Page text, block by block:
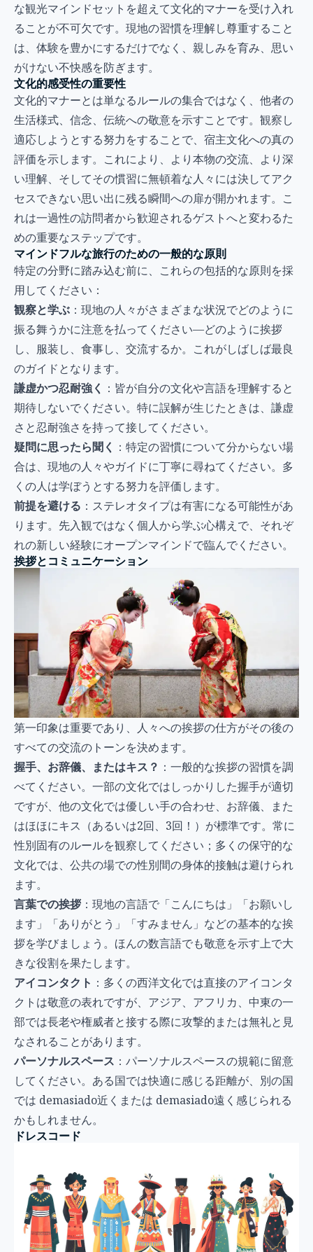
な観光マインドセットを超えて文化的マナーを受け入れ
ることが不可欠です。現地の習慣を理解し尊重すること
は、体験を豊かにするだけでなく、親しみを育み、思い
がけない不快感を防ぎます。
文化的感受性の重要性
文化的マナーとは単なるルールの集合ではなく、他者の
生活様式、信念、伝統への敬意を示すことです。観察し
適応しようとする努力をすることで、宿主文化への真の
評価を示します。これにより、より本物の交流、より深
い理解、そしてその慣習に無頓着な人々には決してアク
セスできない思い出に残る瞬間への扉が開かれます。こ
れは一過性の訪問者から歓迎されるゲストへと変わるた
めの重要なステップです。
マインドフルな旅行のための一般的な原則
特定の分野に踏み込む前に、これらの包括的な原則を採
用してください：
観察と学ぶ ：現地の人々がさまざまな状況でどのように
振る舞うかに注意を払ってください—どのように挨拶
し、服装し、食事し、交流するか。これがしばしば最良
のガイドとなります。
謙虚かつ忍耐強く ：皆が自分の文化や言語を理解すると
期待しないでください。特に誤解が生じたときは、謙虚
さと忍耐強さを持って接してください。
疑問に思ったら聞く ：特定の習慣について分からない場
合は、現地の人々やガイドに丁寧に尋ねてください。多
くの人は学ぼうとする努力を評価します。
前提を避ける ：ステレオタイプは有害になる可能性があ
ります。先入観ではなく個人から学ぶ心構えで、それぞ
れの新しい経験にオープンマインドで臨んでください。
挨拶とコミュニケーション
第一印象は重要であり、人々への挨拶の仕方がその後の
すべての交流のトーンを決めます。
握手、お辞儀、またはキス？ ：一般的な挨拶の習慣を調
べてください。一部の文化ではしっかりした握手が適切
ですが、他の文化では優しい手の合わせ、お辞儀、また
はほほにキス（あるいは2回、3回！）が標準です。常に
性別固有のルールを観察してください；多くの保守的な
文化では、公共の場での性別間の身体的接触は避けられ
ます。
言葉での挨拶 ：現地の言語で「こんにちは」「お願いし
ます」「ありがとう」「すみません」などの基本的な挨
拶を学びましょう。ほんの数言語でも敬意を示す上で大
きな役割を果たします。
アイコンタクト ：多くの西洋文化では直接のアイコンタ
クトは敬意の表れですが、アジア、アフリカ、中東の一
部では長老や権威者と接する際に攻撃的または無礼と見
なされることがあります。
パーソナルスペース ：パーソナルスペースの規範に留意
してください。ある国では快適に感じる距離が、別の国
では demasiado近くまたは demasiado遠く感じられる
かもしれません。
ドレスコード